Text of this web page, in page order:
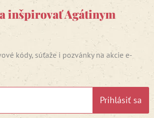
inšpirovať Agátinym
kódy, súťaže i pozvánky na akcie e-
Prihlásiť sa